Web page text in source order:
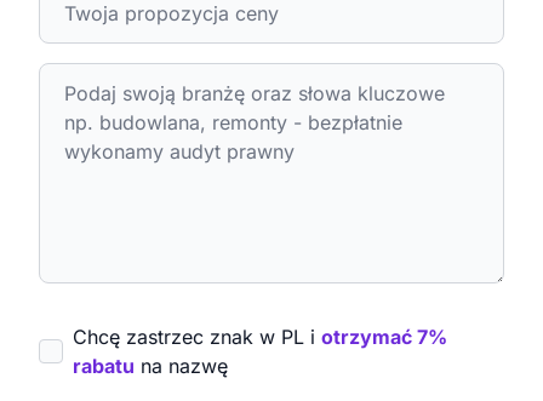
Chcę zastrzec znak w PL i otrzymać 7%
rabatu na nazwę